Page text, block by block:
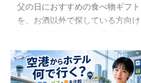
父の日におすすめの食べ物ギフト
を、お酒以外で探している方向け
など、父の好みに合わせた選び方
と注意点を解説します。